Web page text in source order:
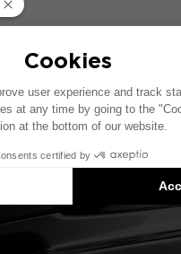
的车辆配有特定的高保真
推荐：每个组件均单独销